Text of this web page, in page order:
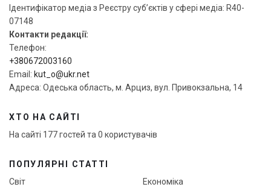
Ідентифікатор медіа з Реєстру суб’єктів у сфері медіа: R40-
07148
Контакти редакції:
Телефон:
+380672003160
Email: kut_o@ukr.net
Адреса: Одеська область, м. Арциз, вул. Привокзальна, 14
ХТО НА САЙТІ
На сайті 177 гостей та 0 користувачів
ПОПУЛЯРНІ СТАТТІ
Світ
Економіка